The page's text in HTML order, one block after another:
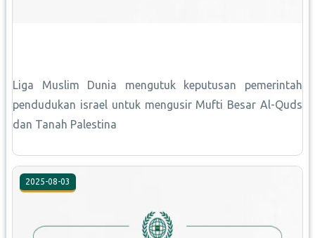
Liga Muslim Dunia mengutuk keputusan pemerintah
pendudukan israel untuk mengusir Mufti Besar Al-Quds
dan Tanah Palestina
2025-08-03